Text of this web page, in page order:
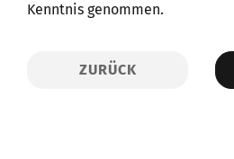
Kenntnis genommen.
ZURÜCK